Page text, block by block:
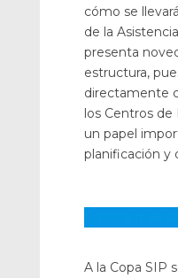
cómo se
de la
presenta
estructura,
directamente
los Centros
un papel
planificación y
A la Copa SIP